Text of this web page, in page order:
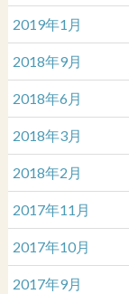
2019年1月
2018年9月
2018年6月
2018年3月
2018年2月
2017年11月
2017年10月
2017年9月